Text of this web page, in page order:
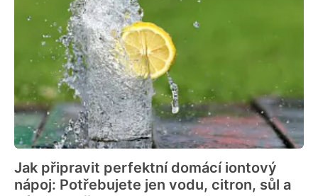
Jak připravit perfektní domácí iontový
nápoj: Potřebujete jen vodu, citron, sůl a